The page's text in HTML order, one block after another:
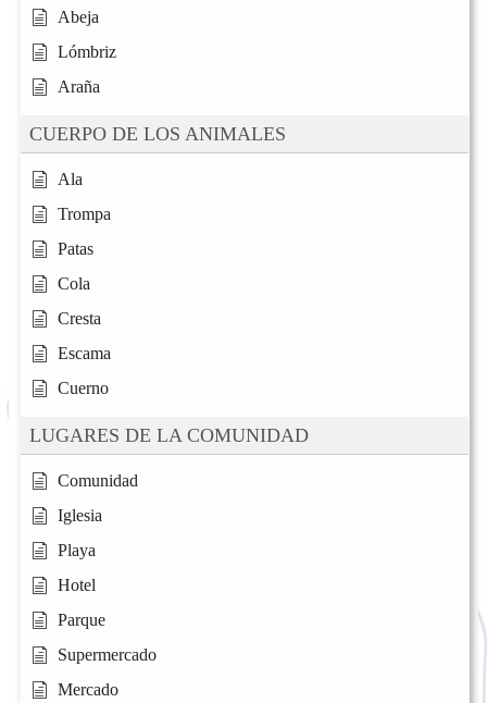
Abeja
Lómbriz
Araña
CUERPO DE LOS ANIMALES
Ala
Trompa
Patas
Cola
Cresta
Escama
Cuerno
LUGARES DE LA COMUNIDAD
Comunidad
Iglesia
Playa
Hotel
Parque
Supermercado
Mercado